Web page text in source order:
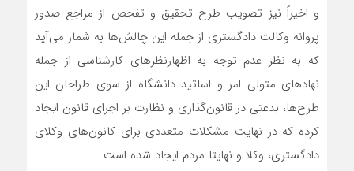
و اخیراً نیز تصویب طرح تحقیق و تفحص از مراجع صدور
پروانه وکالت دادگستری از جمله این چالش‌ها به شمار می‌آید
که به نظر عدم توجه به اظهارنظرهای کارشناسی از جمله
نهادهای متولی امر و اساتید دانشگاه از سوی طراحان این
طرح‌ها، بدعتی در قانون‌گذاری و نظارت بر اجرای قانون ایجاد
کرده که در نهایت مشکلات متعددی برای کانون‌های وکلای
دادگستری، وکلا و نهایتا مردم ایجاد شده است.